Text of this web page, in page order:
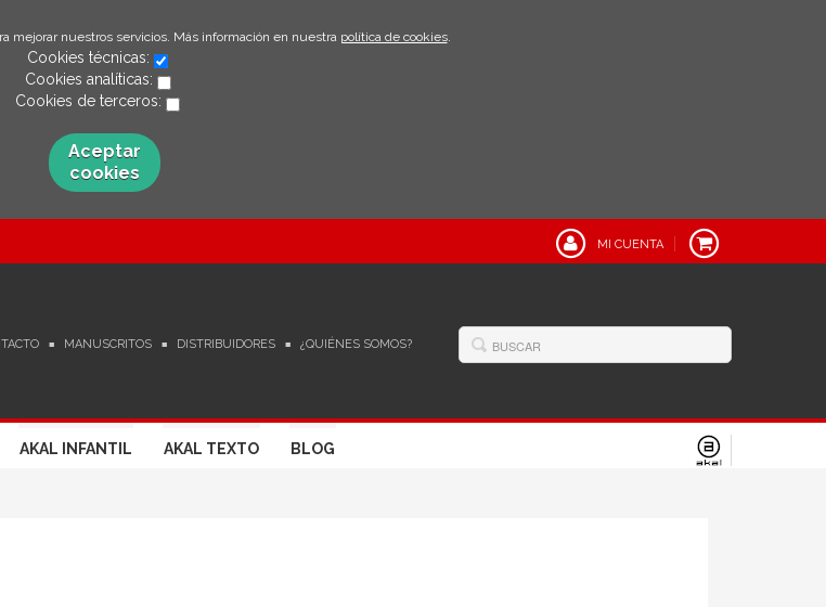
mejorar nuestros servicios. Más información en nuestra política de cookies.
Cookies técnicas:
Cookies analíticas:
Cookies de terceros:
Aceptar
cookies
MI CUENTA
MANUSCRITOS DISTRIBUIDORES ¿QUIÉNES SOMOS?
AKAL INFANTIL AKAL TEXTO BLOG